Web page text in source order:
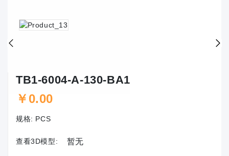
联系我们
TB1-6004-A-130-BA1
￥0.00
规格: PCS
查看3D模型: 暂无